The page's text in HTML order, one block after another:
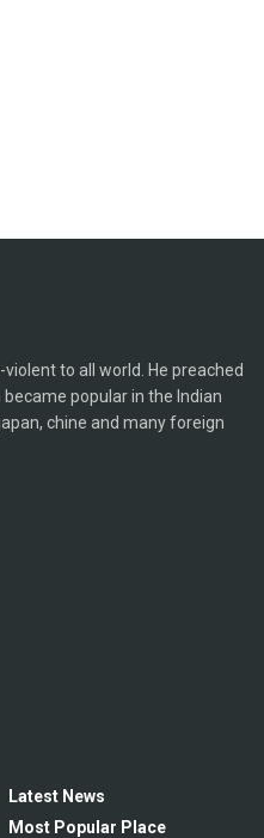
to all world. He preached
popular in the Indian
chine and many foreign
Latest News
Most Popular Place